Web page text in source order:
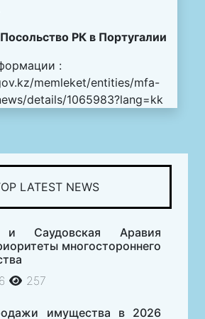
Посольство РК в Португалии
:
memleket/entities/mfa-
details/1065983?lang=kk
LATEST NEWS
и Саудовская Аравия
многостороннего
257
имущества в 2026